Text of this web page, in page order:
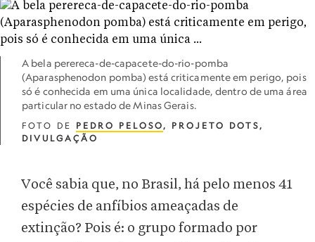
A bela perereca-de-capacete-do-rio-pomba
(Aparasphenodon pomba) está criticamente em perigo, pois
só é conhecida em uma única localidade, dentro de uma área
particular no estado de Minas Gerais.
FOTO DE PEDRO PELOSO, PROJETO DOTS,
DIVULGAÇÃO
Você sabia que, no Brasil, há pelo menos 41
espécies de anfíbios ameaçadas de
extinção? Pois é: o grupo formado por